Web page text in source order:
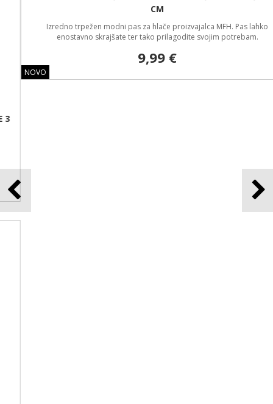
NOVO
Izredno trpežen modni pas za hlače proizvajalca MFH. Pas lahko
enostavno skrajšate ter tako prilagodite svojim potrebam.
9,99 €